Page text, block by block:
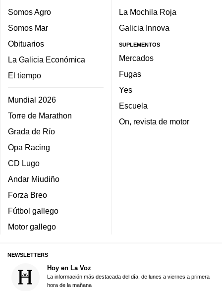
Somos Agro
Somos Mar
Obituarios
La Galicia Económica
El tiempo
Mundial 2026
Torre de Marathon
Grada de Río
Opa Racing
CD Lugo
Andar Miudiño
Forza Breo
Fútbol gallego
Motor gallego
La Mochila Roja
Galicia Innova
SUPLEMENTOS
Mercados
Fugas
Yes
Escuela
On, revista de motor
NEWSLETTERS
Hoy en La Voz
La información más destacada del día, de lunes a viernes a primera
hora de la mañana